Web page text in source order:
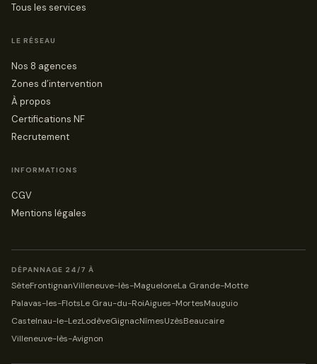
Tous les services
LE RÉSEAU
Nos 8 agences
Zones d’intervention
À propos
Certifications NF
Recrutement
INFORMATIONS
CGV
Mentions légales
DÉPANNAGE 24/7 À
SèteFrontignanVilleneuve-lès-MagueloneLa Grande-Motte
Palavas-les-FlotsLe Grau-du-RoiAigues-MortesMauguio
Castelnau-le-LezLodèveGignacNîmesUzèsBeaucaire
Villeneuve-lès-Avignon